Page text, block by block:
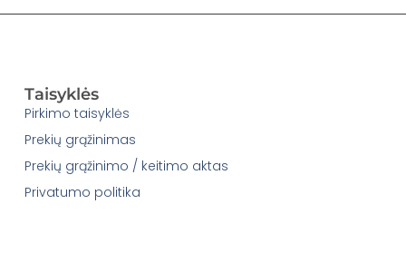
Taisyklės
Pirkimo taisyklės
Prekių grąžinimas
Prekių grąžinimo / keitimo aktas
Privatumo politika